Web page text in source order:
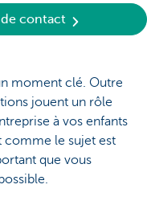
tout tracas
contact
moment clé. Outre
jouent un rôle
à vos enfants
comme le sujet est
que vous